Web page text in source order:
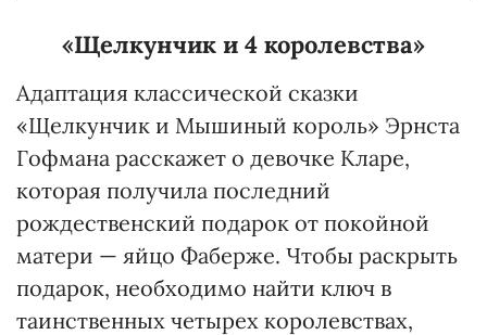
«Щелкунчик и 4 королевства»
Адаптация классической сказки
«Щелкунчик и Мышиный король» Эрнста
Гофмана расскажет о девочке Кларе,
которая получила последний
рождественский подарок от покойной
матери — яйцо Фаберже. Чтобы раскрыть
подарок, необходимо найти ключ в
таинственных четырех королевствах,